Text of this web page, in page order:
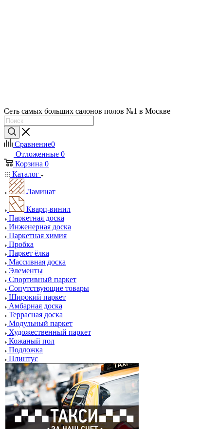
Сеть самых больших салонов полов №1 в Москве
Сравнение0
Отложенные 0
Корзина 0
Каталог
Ламинат
Кварц-винил
Паркетная доска
Инженерная доска
Паркетная химия
Пробка
Паркет ёлка
Массивная доска
Элементы
Спортивный паркет
Сопутствующие товары
Широкий паркет
Амбарная доска
Террасная доска
Модульный паркет
Художественный паркет
Кожаный пол
Подложка
Плинтус